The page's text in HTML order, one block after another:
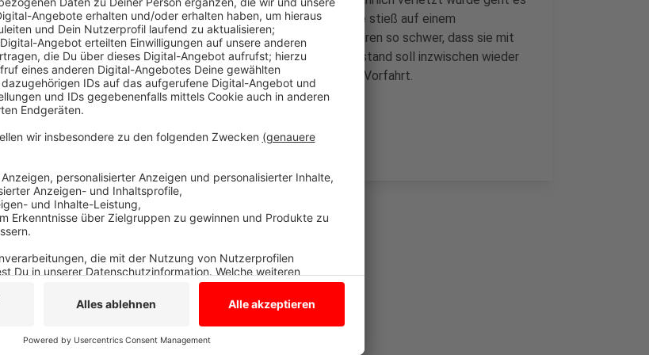
inzwischen besser, schreibt die Borkener Zeitung. Die Jugendliche stieß auf einem
Wirtschaftsweg mit einem Auto zusammen. Ihre Verletzungen waren so schwer, dass sie mit
einem Rettungshubschrauber in eine Klinik geflogen wurde. Ihr Zustand soll inzwischen wieder
stabil sein. Nach Angaben der Polzei hatte sie an der Unfallstelle Vorfahrt.
Anzeige